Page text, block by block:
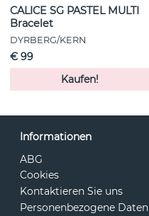
CALICE SG PASTEL MULTI
Bracelet
DYRBERG/KERN
€ 99
Kaufen!
Informationen
ABG
Cookies
Kontaktieren Sie uns
Personenbezogene Daten